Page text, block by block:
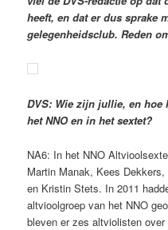
heeft, en dat er dus sprake
gelegenheidsclub. Reden
DVS: Wie zijn jullie, en
het NNO en in het sextet?
NA6: In het NNO
Martin Manak, Kees
en Kristin Stets. In 2011
altvioolgroep van het NNO
bleven er zes altviolisten